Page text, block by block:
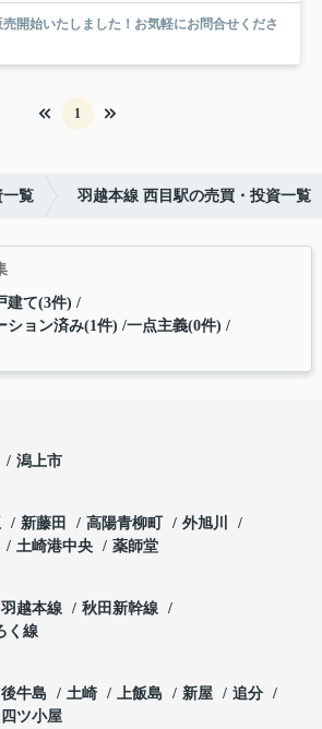
開始いたしました！お気軽にお問合せくださ
1
一覧 羽越本線 西目駅の売買・投資一覧
建て(3件)
ション済み(1件) 一点主義(0件)
潟上市
新藤田 高陽青柳町
外旭川
土崎港中央 薬師堂
羽越本線
秋田新幹線
く線
牛島 土崎 上飯島 新屋
追分
四ツ小屋